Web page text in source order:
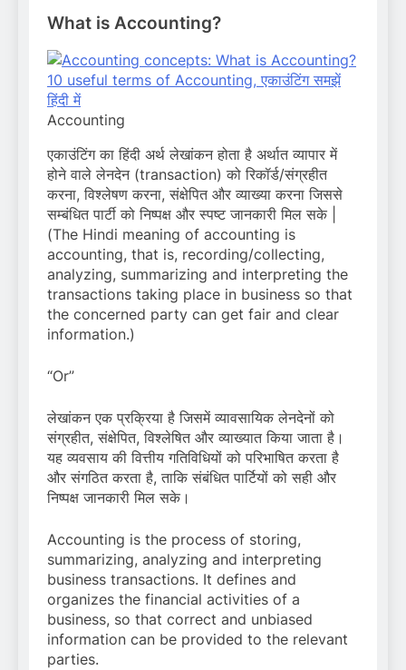
What is Accounting?
Accounting
एकाउंटिंग का हिंदी अर्थ लेखांकन होता है अर्थात व्यापार में
होने वाले लेनदेन (transaction) को रिकॉर्ड/संग्रहीत
करना, विश्लेषण करना, संक्षेपित और व्याख्या करना जिससे
सम्बंधित पार्टी को निष्पक्ष और स्पष्ट जानकारी मिल सके |
(The Hindi meaning of accounting is
accounting, that is, recording/collecting,
analyzing, summarizing and interpreting the
transactions taking place in business so that
the concerned party can get fair and clear
information.)
“Or”
लेखांकन एक प्रक्रिया है जिसमें व्यावसायिक लेनदेनों को
संग्रहीत, संक्षेपित, विश्लेषित और व्याख्यात किया जाता है।
यह व्यवसाय की वित्तीय गतिविधियों को परिभाषित करता है
और संगठित करता है, ताकि संबंधित पार्टियों को सही और
निष्पक्ष जानकारी मिल सके।
Accounting is the process of storing,
summarizing, analyzing and interpreting
business transactions. It defines and
organizes the financial activities of a
business, so that correct and unbiased
information can be provided to the relevant
parties.